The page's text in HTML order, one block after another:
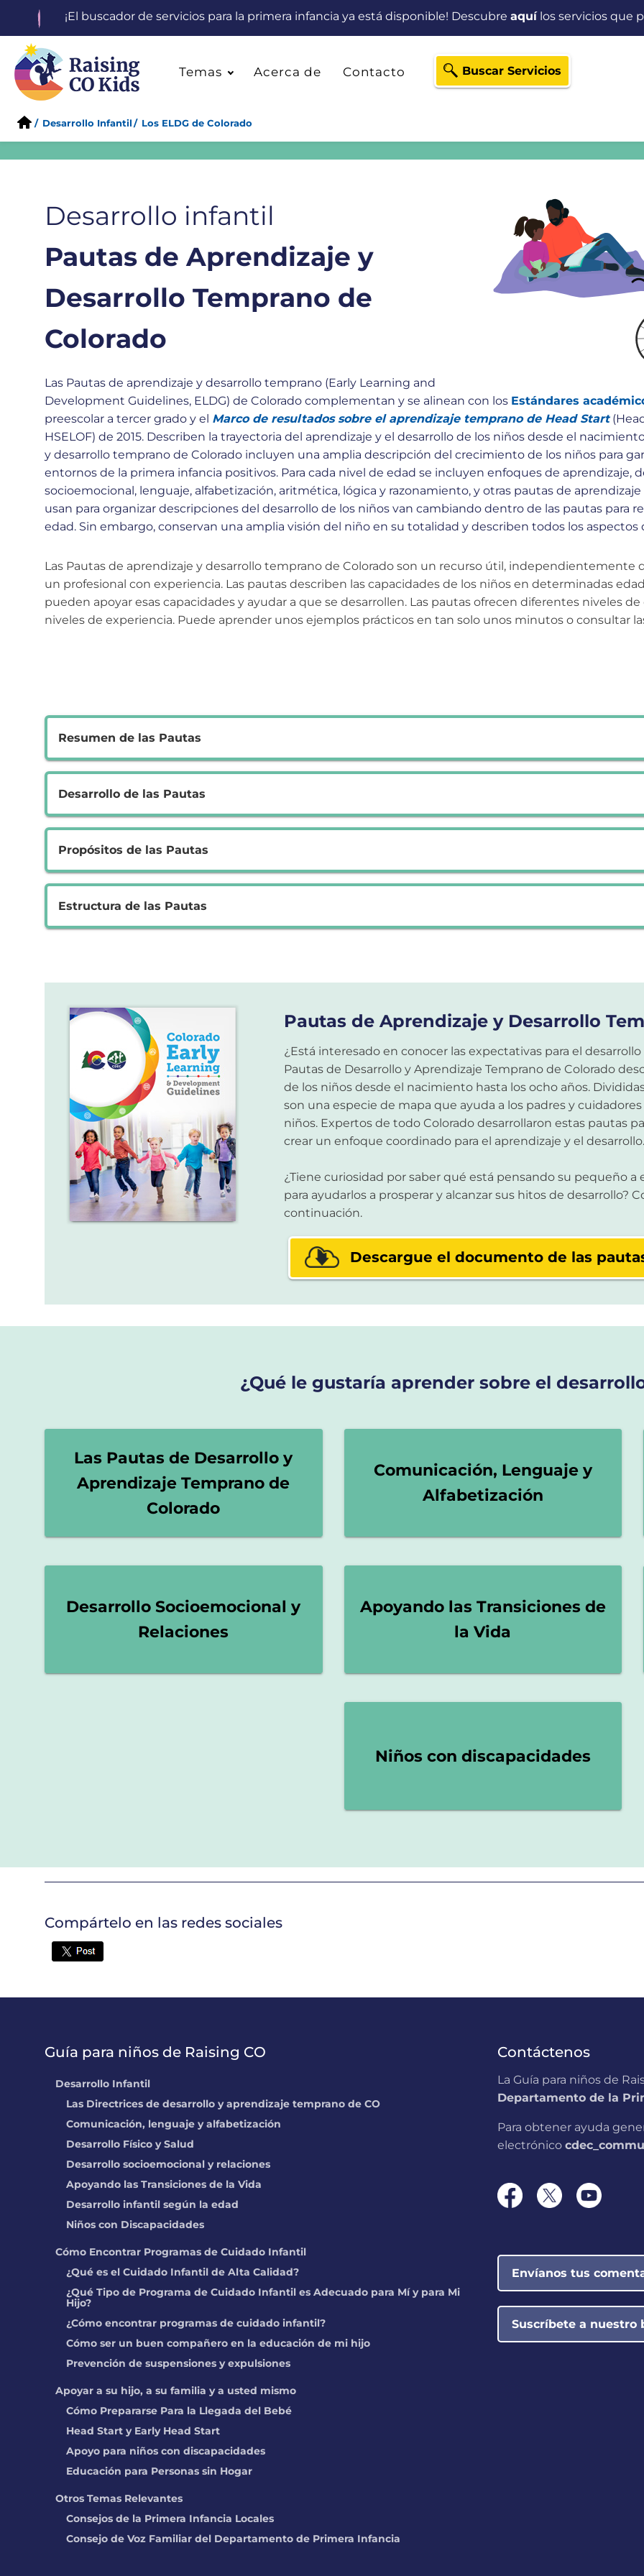
¡El buscador de servicios para la primera infancia ya está disponible! Descubre aquílos servicios que
Temas Acerca de Contacto Buscar Servicios
/ Desarrollo Infantil/ Los ELDG de Colorado
Desarrollo infantil
Pautas de Aprendizaje y
Desarrollo Temprano de
Colorado
Las Pautas de aprendizaje y desarrollo temprano (Early Learning and
Development Guidelines, ELDG) de Colorado complementan y se alinean con los Estándares
preescolar a tercer grado y el Marco de resultados sobre el aprendizaje temprano de Head Start
HSELOF) de 2015. Describen la trayectoria del aprendizaje y el desarrollo de los niños desde el
y desarrollo temprano de Colorado incluyen una amplia descripción del crecimiento de los niños para
entornos de la primera infancia positivos. Para cada nivel de edad se incluyen enfoques de aprendizaje,
socioemocional, lenguaje, alfabetización, aritmética, lógica y razonamiento, y otras pautas de
usan para organizar descripciones del desarrollo de los niños van cambiando dentro de las pautas para
edad. Sin embargo, conservan una amplia visión del niño en su totalidad y describen todos los
Las Pautas de aprendizaje y desarrollo temprano de Colorado son un recurso útil, independientemente
un profesional con experiencia. Las pautas describen las capacidades de los niños en determinadas
pueden apoyar esas capacidades y ayudar a que se desarrollen. Las pautas ofrecen diferentes niveles
niveles de experiencia. Puede aprender unos ejemplos prácticos en tan solo unos minutos o consultar
Resumen de las Pautas
Desarrollo de las Pautas
Propósitos de las Pautas
Estructura de las Pautas
Pautas de Aprendizaje y Desarrollo
¿Está interesado en conocer las expectativas para el
Pautas de Desarrollo y Aprendizaje Temprano de Colorado
de los niños desde el nacimiento hasta los ocho años.
son una especie de mapa que ayuda a los padres y
niños. Expertos de todo Colorado desarrollaron estas pautas
crear un enfoque coordinado para el aprendizaje y el
¿Tiene curiosidad por saber qué está pensando su pequeño
para ayudarlos a prosperar y alcanzar sus hitos de desarrollo?
continuación.
Descargue el documento de las
¿Qué le gustaría aprender sobre el
Las Pautas de Desarrollo y
Aprendizaje Temprano de
Colorado
Comunicación, Lenguaje y
Alfabetización
Desarrollo Socioemocional y
Relaciones
Apoyando las Transiciones de
la Vida
Niños con discapacidades
Compártelo en las redes sociales
Twitter
Guía para niños de Raising CO
Desarrollo Infantil
Las Directrices de desarrollo y aprendizaje temprano de CO
Comunicación, lenguaje y alfabetización
Desarrollo Físico y Salud
Desarrollo socioemocional y relaciones
Apoyando las Transiciones de la Vida
Desarrollo infantil según la edad
Niños con Discapacidades
Cómo Encontrar Programas de Cuidado Infantil
¿Qué es el Cuidado Infantil de Alta Calidad?
¿Qué Tipo de Programa de Cuidado Infantil es Adecuado para Mí y para Mi
Hijo?
¿Cómo encontrar programas de cuidado infantil?
Cómo ser un buen compañero en la educación de mi hijo
Prevención de suspensiones y expulsiones
Apoyar a su hijo, a su familia y a usted mismo
Cómo Prepararse Para la Llegada del Bebé
Head Start y Early Head Start
Apoyo para niños con discapacidades
Educación para Personas sin Hogar
Otros Temas Relevantes
Consejos de la Primera Infancia Locales
Consejo de Voz Familiar del Departamento de Primera Infancia
Contáctenos
La Guía para niños de
Departamento de la
Para obtener ayuda
electrónico
Envíanos tus
Suscríbete a